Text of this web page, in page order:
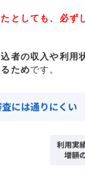
としても、必ず
者の収入や利用
ためです。